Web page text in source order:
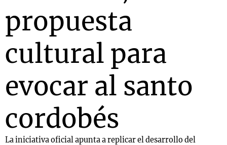
propuesta
cultural para
evocar al santo
cordobés
La iniciativa oficial apunta a replicar el desarrollo del